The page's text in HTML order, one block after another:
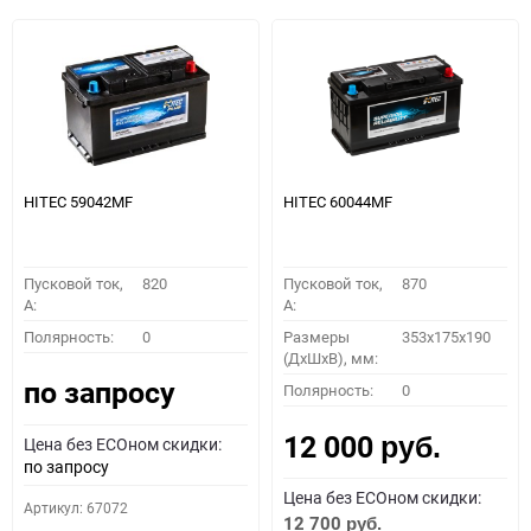
HITEC 59042MF
Пусковой ток,
A:
820
Полярность: 0
по запросу
Цена без ECOном скидки:
по запросу
Артикул: 67072
HITEC 60044MF
Пусковой ток,
A:
870
Размеры
(ДхШхВ), мм:
353x175x190
Полярность: 0
12 000 руб.
Цена без ECOном скидки:
12 700 руб.